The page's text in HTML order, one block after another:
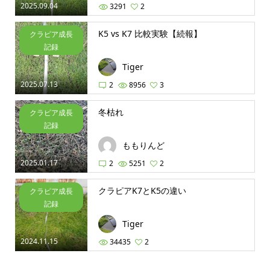
2025.09.04 3291 2
2025.07.13
クラピア成長
記録
K5 vs K7 比較実験【続報】
Tiger
2 8956 3
2025.01.17
クラピア成長
記録
冬枯れ
ももりんど
2 5251 2
2024.11.15
クラピア成長
記録
クラピアK7とK5の違い
Tiger
34435 2